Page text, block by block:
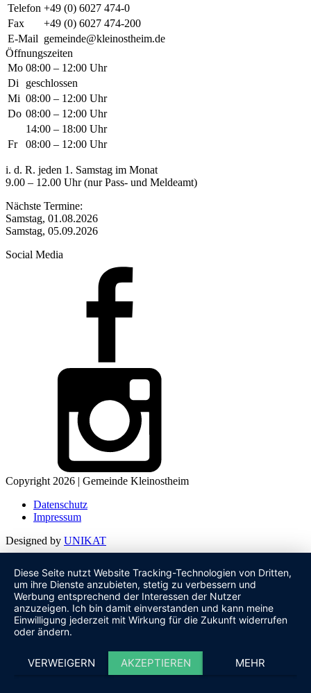
Telefon +49 (0) 6027 474-0
Fax
+49 (0) 6027 474-200
E-Mail gemeinde@kleinostheim.de
Öffnungszeiten
Mo 08:00 – 12:00 Uhr
Di
geschlossen
Mi 08:00 – 12:00 Uhr
Do 08:00 – 12:00 Uhr
14:00 – 18:00 Uhr
Fr
08:00 – 12:00 Uhr
i. d. R. jeden 1. Samstag im Monat
9.00 – 12.00 Uhr (nur Pass- und Meldeamt)
Nächste Termine:
Samstag, 01.08.2026
Samstag, 05.09.2026
Social Media
Copyright 2026 | Gemeinde Kleinostheim
Datenschutz
Impressum
Designed by UNIKAT
Diese Seite nutzt Website Tracking-Technologien von Dritten,
um ihre Dienste anzubieten, stetig zu verbessern und
Werbung entsprechend der Interessen der Nutzer
anzuzeigen. Ich bin damit einverstanden und kann meine
Einwilligung jederzeit mit Wirkung für die Zukunft widerrufen
oder ändern.
VERWEIGERN AKZEPTIEREN MEHR